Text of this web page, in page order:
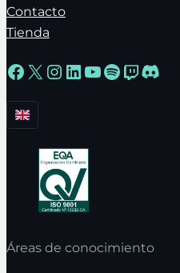
Contacto
Tienda
Facebook
X Instagram
LinkedIn
YouTube
Spotify
Twitch
Áreas de conocimiento